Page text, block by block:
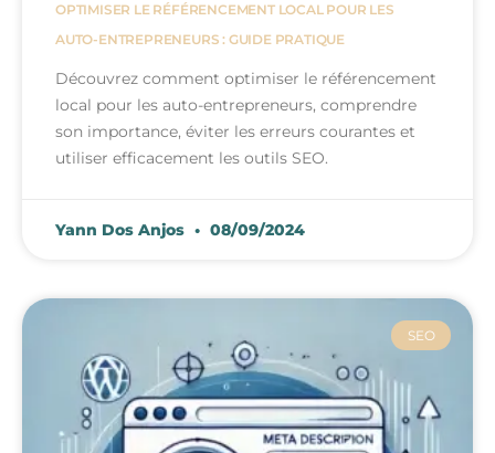
OPTIMISER LE RÉFÉRENCEMENT LOCAL POUR LES
AUTO-ENTREPRENEURS : GUIDE PRATIQUE
Découvrez comment optimiser le référencement
local pour les auto-entrepreneurs, comprendre
son importance, éviter les erreurs courantes et
utiliser efficacement les outils SEO.
Yann Dos Anjos 08/09/2024
SEO